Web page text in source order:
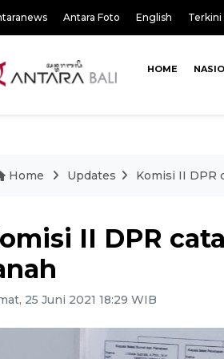
Antara Foto English Terkini
HOME
Home Updates Komisi II DPR
II DPR
25 Juni 2021 18:29 WIB